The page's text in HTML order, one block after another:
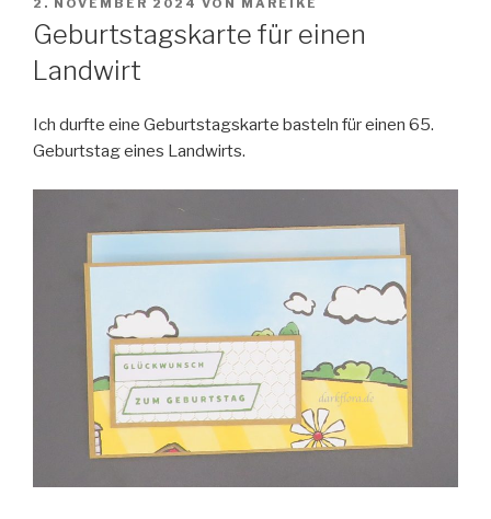
AM
2. NOVEMBER 2024 VON MAREIKE
Geburtstagskarte für einen
Landwirt
Ich durfte eine Geburtstagskarte basteln für einen 65.
Geburtstag eines Landwirts.